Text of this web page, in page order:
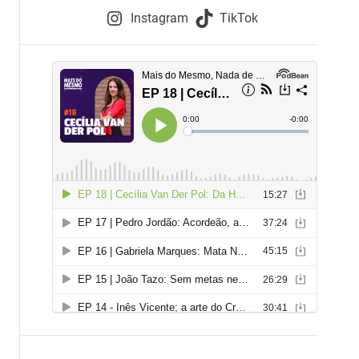
s
Instagram TikTok